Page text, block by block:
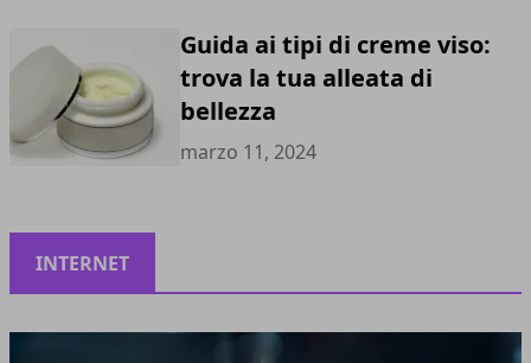
Guida ai tipi di creme viso:
trova la tua alleata di
bellezza
marzo 11, 2024
INTERNET